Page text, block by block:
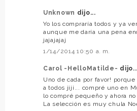
Unknown dijo...
Yo los compraría todos y ya
aunque me daría una pena
jajajajaj
1/14/2014 10:50 a. m.
Carol -HelloMatilde-
Uno de cada por favor!
a todos jiji... compré uno en
lo compré pequeño y ahora
La selección es muy chula